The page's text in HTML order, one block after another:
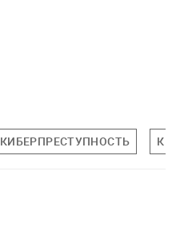
КИБЕРПРЕСТУПНОСТЬ